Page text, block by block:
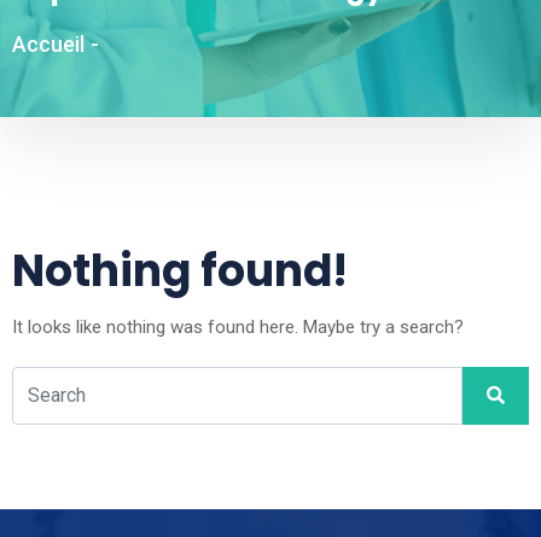
Accueil -
Nothing found!
It looks like nothing was found here. Maybe try a search?